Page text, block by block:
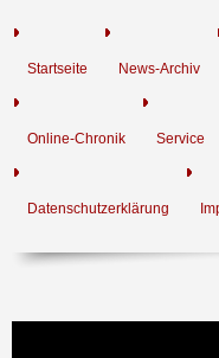
Startseite News-Archiv
Online-Chronik Service
Datenschutzerklärung